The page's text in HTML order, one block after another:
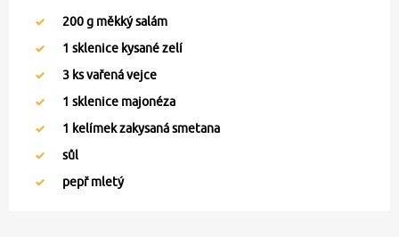
200g měkký salám
1 sklenice kysané zelí
3 ks vařená vejce
1 sklenice majonéza
1 kelímek zakysaná smetana
sůl
pepř mletý